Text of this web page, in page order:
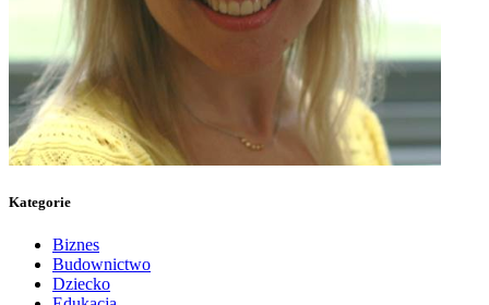
Kategorie
Biznes
Budownictwo
Dziecko